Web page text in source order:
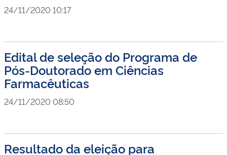
24/11/2020 10:17
Edital de seleção do Programa de
Pós-Doutorado em Ciências
Farmacêuticas
24/11/2020 08:50
Resultado da eleição para